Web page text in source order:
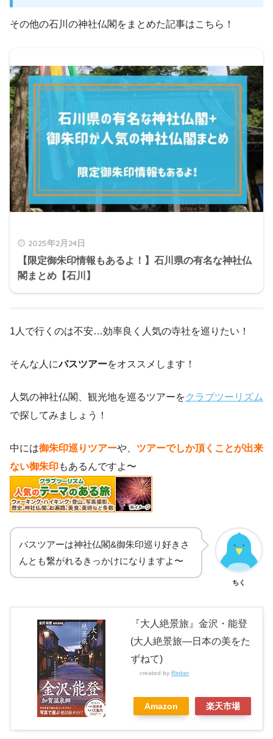
その他の石川の神社仏閣をまとめた記事はこちら！
2025年2月24日
【限定御朱印情報もあるよ！】石川県の有名な神社仏
閣まとめ【石川】
1人で行くのは不安…効率良く人気の寺社を巡りたい！
そんな人にバスツアーをオススメします！
人気の神社仏閣、観光地を巡るツアーをクラブツーリズム
で探してみましょう！
中には御朱印巡りツアーや、 ツアーでしか頂くことが出来
ない御朱印もあるんですよ〜
バスツアーは神社仏閣&御朱印巡り好きさ
んとも繋がれるきっかけになりますよ〜
ちく
『大人絶景旅』金沢・能登
(大人絶景旅―日本の美をた
ずねて)
created by Rinker
Amazon 楽天市場